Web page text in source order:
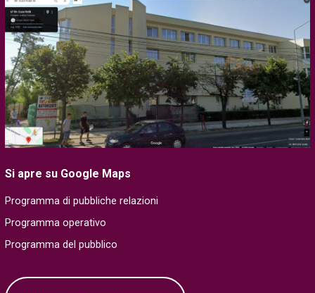
Si apre su Google Maps
Programma di pubbliche relazioni
Programma operativo
Programma del pubblico